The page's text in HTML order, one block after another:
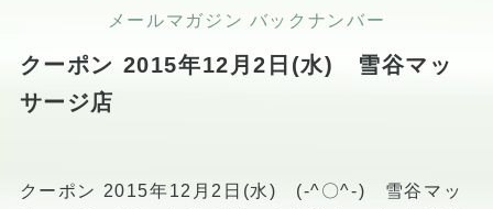
メールマガジン バックナンバー
クーポン 2015年12月2日(水) 雪谷マッ
サージ店
クーポン 2015年12月2日(水) (-^〇^-) 雪谷マッ